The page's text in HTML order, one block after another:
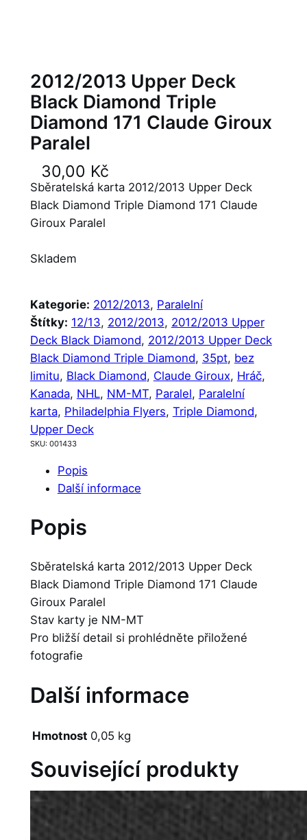
2012/2013 Upper Deck
Black Diamond Triple
Diamond 171 Claude Giroux
Paralel
30,00 Kč
Sběratelská karta 2012/2013 Upper Deck
Black Diamond Triple Diamond 171 Claude
Giroux Paralel
Skladem
Kategorie: 2012/2013, Paralelní
Štítky: 12/13, 2012/2013, 2012/2013 Upper
Deck Black Diamond, 2012/2013 Upper Deck
Black Diamond Triple Diamond, 35pt, bez
limitu, Black Diamond, Claude Giroux, Hráč
Kanada, NHL, NM-MT, Paralel, Paralelní
karta, Philadelphia Flyers, Triple Diamond
Upper Deck
SKU: 001433
Popis
Další informace
Popis
Sběratelská karta 2012/2013 Upper Deck
Black Diamond Triple Diamond 171 Claude
Giroux Paralel
Stav karty je NM-MT
Pro bližší detail si prohlédněte přiložené
fotografie
Další informace
Hmotnost 0,05 kg
Související produkty